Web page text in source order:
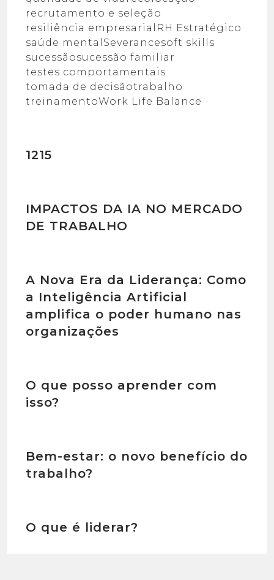
recrutamento e seleção
resiliência empresarial RH Estratégico
saúde mental Severancesoft skills
sucessãosucessão familiar
testes comportamentais
tomada de decisãotrabalho
treinamentoWork Life Balance
1215
IMPACTOS DA IA NO MERCADO
DE TRABALHO
A Nova Era da Liderança: Como
a Inteligência Artificial
amplifica o poder humano nas
organizações
O que posso aprender com
isso?
Bem-estar: o novo benefício do
trabalho?
O que é liderar?